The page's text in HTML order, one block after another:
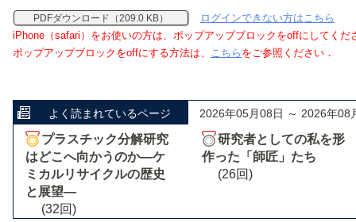
PDFダウンロード（209.0 KB）
ログインできない方はこちら
iPhone（safari）をお使いの方は、ポップアップブロックをoffにしてくだ
ポップアップブロックをoffにする方法は、 こちら をご参照ください．
よく読まれているページ 2026年05月08日 ～ 2026年08
プラスチック分解研究
はどこへ向かうのか―ケ
ミカルリサイクルの歴史
と展望―
(32回)
研究者としての私を形
作った「師匠」たち
(26回)